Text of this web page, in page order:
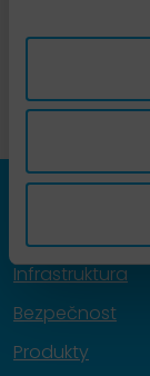
Infrastruktura
Bezpečnost
Produkty